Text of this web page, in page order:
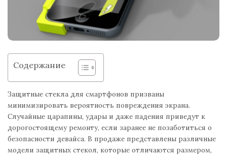
Содержание
Защитные стекла для смартфонов призваны
минимизировать вероятность повреждения экрана.
Случайные царапины, удары и даже падения приведут к
дорогостоящему ремонту, если заранее не позаботиться о
безопасности девайса. В продаже представлены различные
модели защитных стекол, которые отличаются размером,